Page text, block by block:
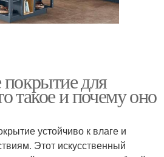
для
такое и почему оно
устойчиво к влаге и
Этот искусственный